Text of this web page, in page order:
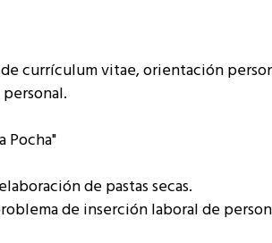
currículum vitae, orientación
Pocha"
de pastas secas.
de inserción laboral de